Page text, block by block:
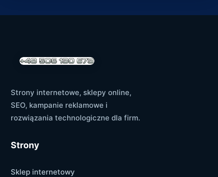
Strony internetowe, sklepy online,
SEO, kampanie reklamowe i
rozwiązania technologiczne dla firm.
Strony
Sklep internetowy